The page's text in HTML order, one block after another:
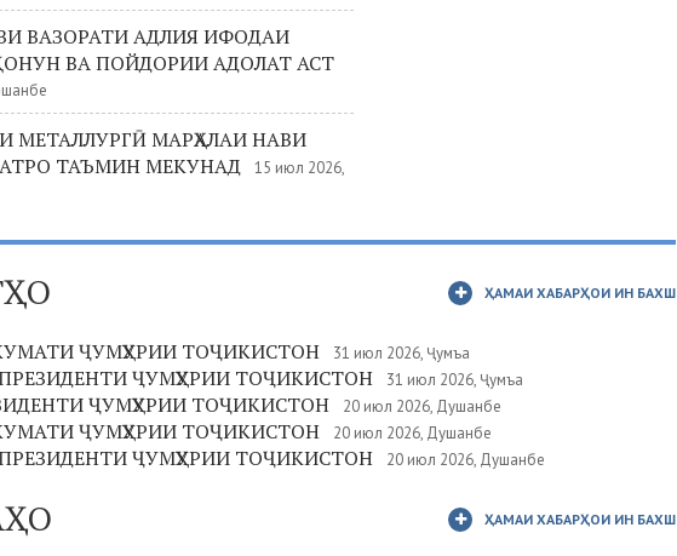
ВАЗОРАТИ АДЛИЯ ИФОДАИ
ВА ПОЙДОРИИ АДОЛАТ АСТ
МЕТАЛЛУРГӢ МАРҲАЛАИ НАВИ
ТАЪМИН МЕКУНАД
15 июл 2026,
ҲАМАИ ХАБАРҲОИ ИН БАХШ
ҶУМҲУРИИ ТОҶИКИСТОН 31 июл 2026, Ҷумъа
ҶУМҲУРИИ ТОҶИКИСТОН 31 июл 2026, Ҷумъа
ҶУМҲУРИИ ТОҶИКИСТОН 20 июл 2026, Душанбе
ҶУМҲУРИИ ТОҶИКИСТОН 20 июл 2026, Душанбе
ҶУМҲУРИИ ТОҶИКИСТОН 20 июл 2026, Душанбе
ҲАМАИ ХАБАРҲОИ ИН БАХШ